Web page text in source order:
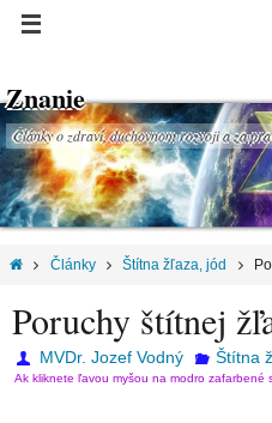
Znanie
Články o zdraví, duchovnom rozvoji a za
Články Štítna žľaza, jód
Poruchy štítnej
MVDr. Jozef Vodný Štítna
Ak kliknete ľavou myšou na modro zafarbené